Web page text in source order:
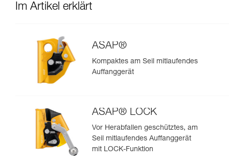
Im Artikel erklärt
ASAP®
Kompaktes am Seil mitlaufendes
Auffanggerät
ASAP® LOCK
Vor Herabfallen geschütztes, am
Seil mitlaufendes Auffanggerät
mit LOCK-Funktion